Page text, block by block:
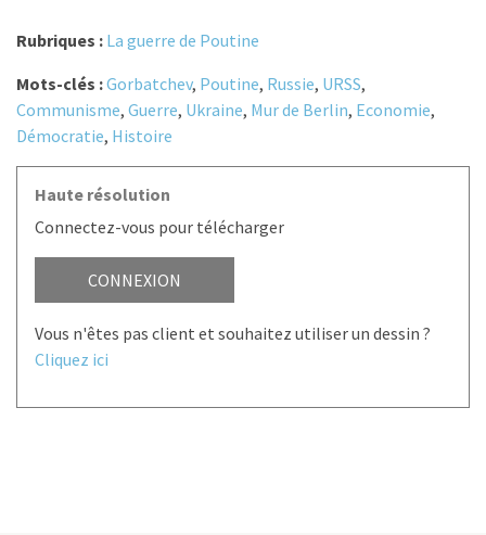
Rubriques : La guerre de Poutine
Mots-clés :Gorbatchev, Poutine, Russie, URSS,
Communisme, Guerre, Ukraine, Mur de Berlin, Economie,
Démocratie, Histoire
Haute résolution
Connectez-vous pour télécharger
CONNEXION
Vous n'êtes pas client et souhaitez utiliser un dessin ?
Cliquez ici